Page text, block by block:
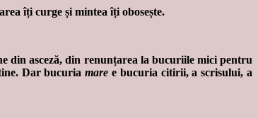
îți curge și mintea îți obosește.
din asceză, din renunțarea la bucuriile mici pentru
tine. Dar bucuriamare e bucuria citirii, a scrisului, a